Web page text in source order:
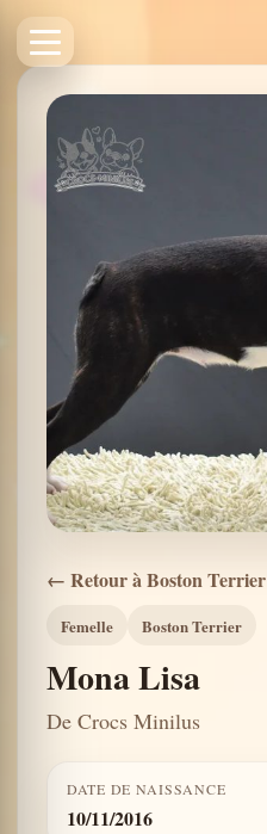
← Retour à Boston Terrier
Femelle Boston Terrier
Mona Lisa
De Crocs Minilus
DATE DE NAISSANCE
10/11/2016